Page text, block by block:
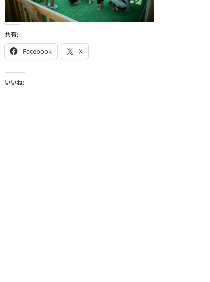
共有:
Facebook X
いいね: